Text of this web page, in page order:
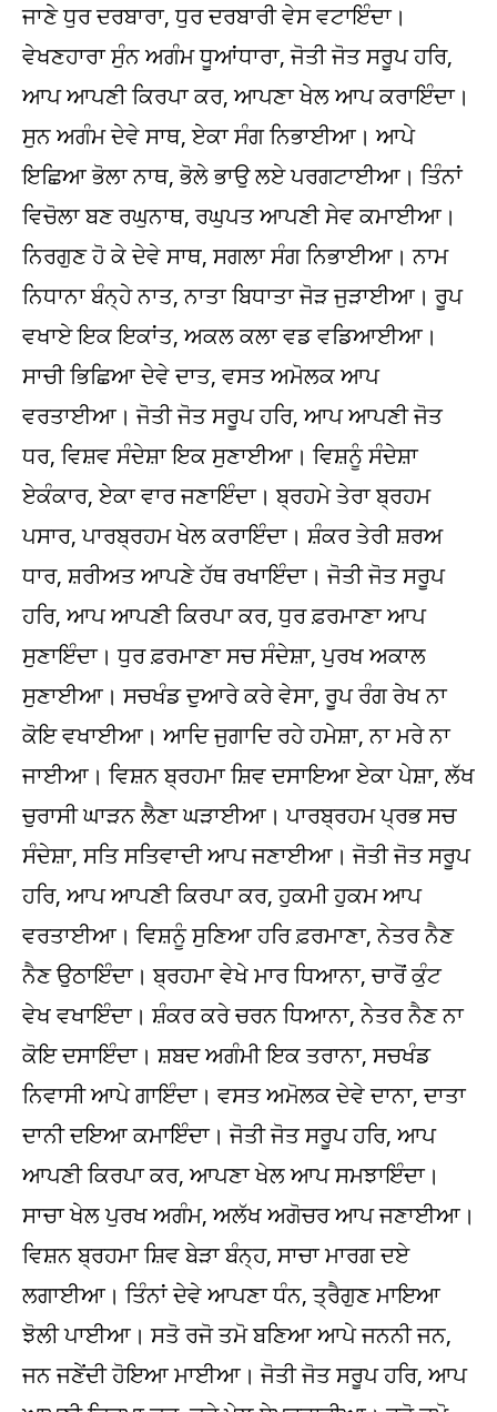
ਜਾਣੇ ਧੁਰ ਦਰਬਾਰਾ, ਧੁਰ ਦਰਬਾਰੀ ਵੇਸ ਵਟਾਇੰਦਾ।
ਵੇਖਣਹਾਰਾ ਸੁੰਨ ਅਗੰਮ ਧੂਆਂਧਾਰਾ, ਜੋਤੀ ਜੋਤ ਸਰੂਪ ਹਰਿ,
ਆਪ ਆਪਣੀ ਕਿਰਪਾ ਕਰ, ਆਪਣਾ ਖੇਲ ਆਪ ਕਰਾਇੰਦਾ।
ਸੁਨ ਅਗੰਮ ਦੇਵੇ ਸਾਥ, ਏਕਾ ਸੰਗ ਨਿਭਾਈਆ। ਆਪੇ
ਇਛਿਆ ਭੋਲਾ ਨਾਥ, ਭੋਲੇ ਭਾਉ ਲਏ ਪਰਗਟਾਈਆ। ਤਿੰਨਾਂ
ਵਿਚੋਲਾ ਬਣ ਰਘੁਨਾਥ, ਰਘੁਪਤ ਆਪਣੀ ਸੇਵ ਕਮਾਈਆ।
ਨਿਰਗੁਣ ਹੋ ਕੇ ਦੇਵੇ ਸਾਥ, ਸਗਲਾ ਸੰਗ ਨਿਭਾਈਆ। ਨਾਮ
ਨਿਧਾਨਾ ਬੰਨ੍ਹੇ ਨਾਤ, ਨਾਤਾ ਬਿਧਾਤਾ ਜੋੜ ਜੁੜਾਈਆ। ਰੂਪ
ਵਖਾਏ ਇਕ ਇਕਾਂਤ, ਅਕਲ ਕਲਾ ਵਡ ਵਡਿਆਈਆ।
ਸਾਚੀ ਭਿਛਿਆ ਦੇਵੇ ਦਾਤ, ਵਸਤ ਅਮੋਲਕ ਆਪ
ਵਰਤਾਈਆ। ਜੋਤੀ ਜੋਤ ਸਰੂਪ ਹਰਿ, ਆਪ ਆਪਣੀ ਜੋਤ
ਧਰ, ਵਿਸ਼ਵ ਸੰਦੇਸ਼ਾ ਇਕ ਸੁਣਾਈਆ। ਵਿਸ਼ਨੂੰ ਸੰਦੇਸ਼ਾ
ਏਕੰਕਾਰ, ਏਕਾ ਵਾਰ ਜਣਾਇੰਦਾ। ਬ੍ਰਹਮੇ ਤੇਰਾ ਬ੍ਰਹਮ
ਪਸਾਰ, ਪਾਰਬ੍ਰਹਮ ਖੇਲ ਕਰਾਇੰਦਾ। ਸ਼ੰਕਰ ਤੇਰੀ ਸ਼ਰਅ
ਧਾਰ, ਸ਼ਰੀਅਤ ਆਪਣੇ ਹੱਥ ਰਖਾਇੰਦਾ। ਜੋਤੀ ਜੋਤ ਸਰੂਪ
ਹਰਿ, ਆਪ ਆਪਣੀ ਕਿਰਪਾ ਕਰ, ਧੁਰ ਫ਼ਰਮਾਣਾ ਆਪ
ਸੁਣਾਇੰਦਾ। ਧੁਰ ਫ਼ਰਮਾਣਾ ਸਚ ਸੰਦੇਸ਼ਾ, ਪੁਰਖ ਅਕਾਲ
ਸੁਣਾਈਆ। ਸਚਖੰਡ ਦੁਆਰੇ ਕਰੇ ਵੇਸਾ, ਰੂਪ ਰੰਗ ਰੇਖ ਨਾ
ਕੋਇ ਵਖਾਈਆ। ਆਦਿ ਜੁਗਾਦਿ ਰਹੇ ਹਮੇਸ਼ਾ, ਨਾ ਮਰੇ ਨਾ
ਜਾਈਆ। ਵਿਸ਼ਨ ਬ੍ਰਹਮਾ ਸ਼ਿਵ ਦਸਾਇਆ ਏਕਾ ਪੇਸ਼ਾ, ਲੱਖ
ਚੁਰਾਸੀ ਘਾੜਨ ਲੈਣਾ ਘੜਾਈਆ। ਪਾਰਬ੍ਰਹਮ ਪ੍ਰਭ ਸਚ
ਸੰਦੇਸ਼ਾ, ਸਤਿ ਸਤਿਵਾਦੀ ਆਪ ਜਣਾਈਆ। ਜੋਤੀ ਜੋਤ ਸਰੂਪ
ਹਰਿ, ਆਪ ਆਪਣੀ ਕਿਰਪਾ ਕਰ, ਹੁਕਮੀ ਹੁਕਮ ਆਪ
ਵਰਤਾਈਆ। ਵਿਸ਼ਨੂੰ ਸੁਣਿਆ ਹਰਿ ਫ਼ਰਮਾਣਾ, ਨੇਤਰ ਨੈਣ
ਨੈਣ ਉਠਾਇੰਦਾ। ਬ੍ਰਹਮਾ ਵੇਖੇ ਮਾਰ ਧਿਆਨਾ, ਚਾਰੋਂ ਕੁੰਟ
ਵੇਖ ਵਖਾਇੰਦਾ। ਸ਼ੰਕਰ ਕਰੇ ਚਰਨ ਧਿਆਨਾ, ਨੇਤਰ ਨੈਣ ਨਾ
ਕੋਇ ਦਸਾਇੰਦਾ। ਸ਼ਬਦ ਅਗੰਮੀ ਇਕ ਤਰਾਨਾ, ਸਚਖੰਡ
ਨਿਵਾਸੀ ਆਪੇ ਗਾਇੰਦਾ। ਵਸਤ ਅਮੋਲਕ ਦੇਵੇ ਦਾਨਾ, ਦਾਤਾ
ਦਾਨੀ ਦਇਆ ਕਮਾਇੰਦਾ। ਜੋਤੀ ਜੋਤ ਸਰੂਪ ਹਰਿ, ਆਪ
ਆਪਣੀ ਕਿਰਪਾ ਕਰ, ਆਪਣਾ ਖੇਲ ਆਪ ਸਮਝਾਇੰਦਾ।
ਸਾਚਾ ਖੇਲ ਪੁਰਖ ਅਗੰਮ, ਅਲੱਖ ਅਗੋਚਰ ਆਪ ਜਣਾਈਆ।
ਵਿਸ਼ਨ ਬ੍ਰਹਮਾ ਸ਼ਿਵ ਬੇੜਾ ਬੰਨ੍ਹ, ਸਾਚਾ ਮਾਰਗ ਦਏ
ਲਗਾਈਆ। ਤਿੰਨਾਂ ਦੇਵੇ ਆਪਣਾ ਧੰਨ, ਤ੍ਰੈਗੁਣ ਮਾਇਆ
ਝੋਲੀ ਪਾਈਆ। ਸਤੋ ਰਜੋ ਤਮੋ ਬਣਿਆ ਆਪੇ ਜਨਨੀ ਜਨ,
ਜਨ ਜਣੇਂਦੀ ਹੋਇਆ ਮਾਈਆ। ਜੋਤੀ ਜੋਤ ਸਰੂਪ ਹਰਿ, ਆਪ